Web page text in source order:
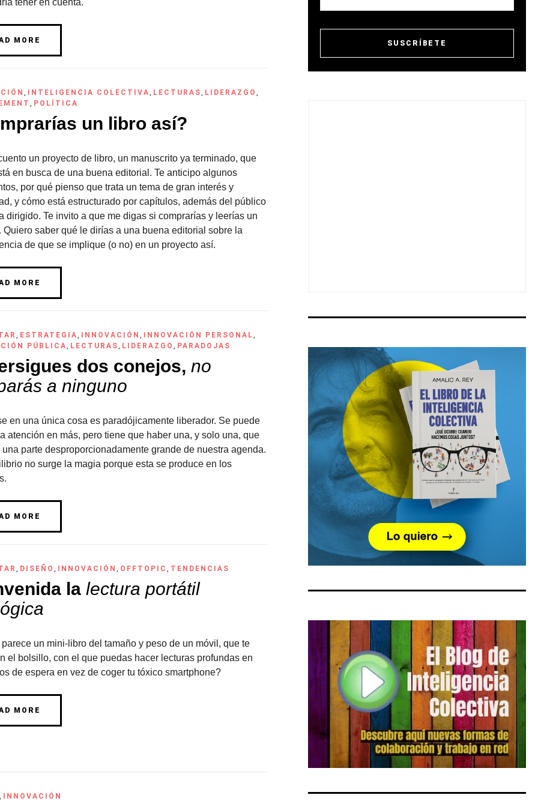
tener en cuenta.
MORE
, INTELIGENCIA COLECTIVA, LECTURAS, LIDERAZGO ,
, POLÍTICA
un libro así?
un proyecto de libro, un manuscrito ya terminado, que
en busca de una buena editorial. Te anticipo algunos
por qué pienso que trata un tema de gran interés y
y cómo está estructurado por capítulos, además del público
dirigido. Te invito a que me digas si comprarías y leerías un
Quiero saber qué le dirías a una buena editorial sobre la
de que se implique (o no) en un proyecto así.
MORE
, ESTRATEGIA, INNOVACIÓN , INNOVACIÓN PERSONAL,
PÚBLICA, LECTURAS, LIDERAZGO , PARADOJAS
dos conejos, no
a ninguno
en una única cosa es paradójicamente liberador. Se puede
atención en más, pero tiene que haber una, y solo una, que
parte desproporcionadamente grande de nuestra agenda.
no surge la magia porque esta se produce en los
MORE
, DISEÑO , INNOVACIÓN , OFFTOPIC , TENDENCIAS
la lectura portátil
un mini-libro del tamaño y peso de un móvil, que te
el bolsillo, con el que puedas hacer lecturas profundas en
de espera en vez de coger tu tóxico smartphone?
MORE
, INNOVACIÓN